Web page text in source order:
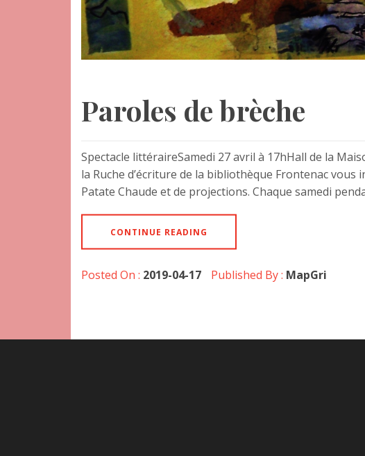
Paroles de brèche
Spectacle littéraireSamedi 27 avril à 17hHall de la
la Ruche d’écriture de la bibliothèque Frontenac
Patate Chaude et de projections. Chaque samedi
CONTINUE READING
Posted On : 2019-04-17 Published By : MapGri